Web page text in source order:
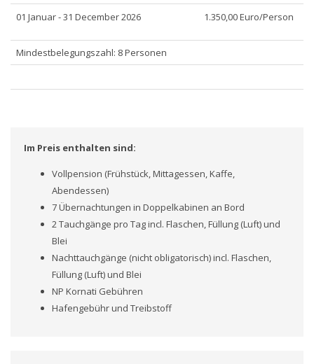
01 Januar - 31 December 2026
1.350,00 Euro/Person
Mindestbelegungszahl: 8 Personen
Im Preis enthalten sind:
Vollpension (Frühstück, Mittagessen, Kaffe,
Abendessen)
7 Übernachtungen in Doppelkabinen an Bord
2 Tauchgänge pro Tag incl. Flaschen, Füllung (Luft) und
Blei
Nachttauchgänge (nicht obligatorisch) incl. Flaschen,
Füllung (Luft) und Blei
NP Kornati Gebühren
Hafengebühr und Treibstoff